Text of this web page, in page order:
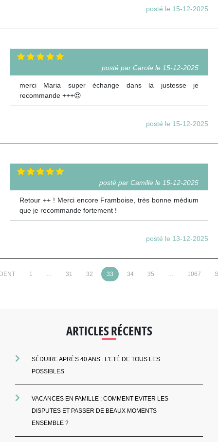
posté le 15-12-2025
posté par Carole le 15-12-2025
merci Maria super échange dans la justesse je
recommande +++😍
posté le 15-12-2025
posté par Camille le 15-12-2025
Retour ++ ! Merci encore Framboise, très bonne médium
que je recommande fortement !
posté le 13-12-2025
1 … 31 32 33 34 35 … 1067
ARTICLES RÉCENTS
SÉDUIRE APRÈS 40 ANS : L'ETÉ DE TOUS LES
POSSIBLES
VACANCES EN FAMILLE : COMMENT EVITER LES
DISPUTES ET PASSER DE BEAUX MOMENTS
ENSEMBLE ?